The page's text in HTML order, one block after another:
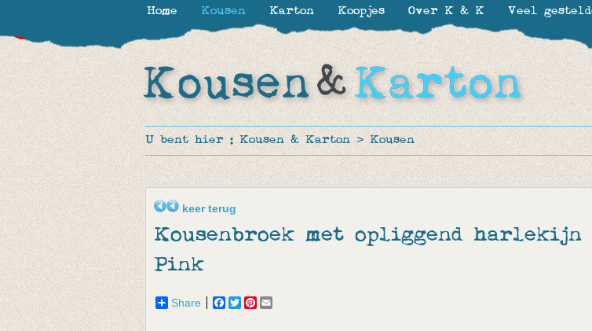
U bent hier : Kousen & Karton > Kousen
keer terug
Kousenbroek met opliggend
Pink
Share Facebook
TwitterPinterest
Home Kousen Karton Koopjes Over K & K Veel